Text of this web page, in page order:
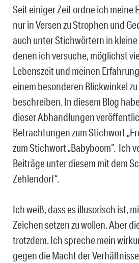
Seit einiger Zeit ordne ich meine
nur in Versen zu Strophen und
auch unter Stichwörtern in
denen ich versuche, möglichst
Lebenszeit und meinen
einem besonderen Blickwinkel
beschreiben. In diesem Blog
dieser Abhandlungen
Betrachtungen zum Stichwort
zum Stichwort „Babyboom“. Ich
Beiträge unter diesem mit dem
Zehlendorf“.
Ich weiß, dass es illusorisch ist,
Zeichen setzen zu wollen. Aber
trotzdem. Ich spreche mein
gegen die Macht der